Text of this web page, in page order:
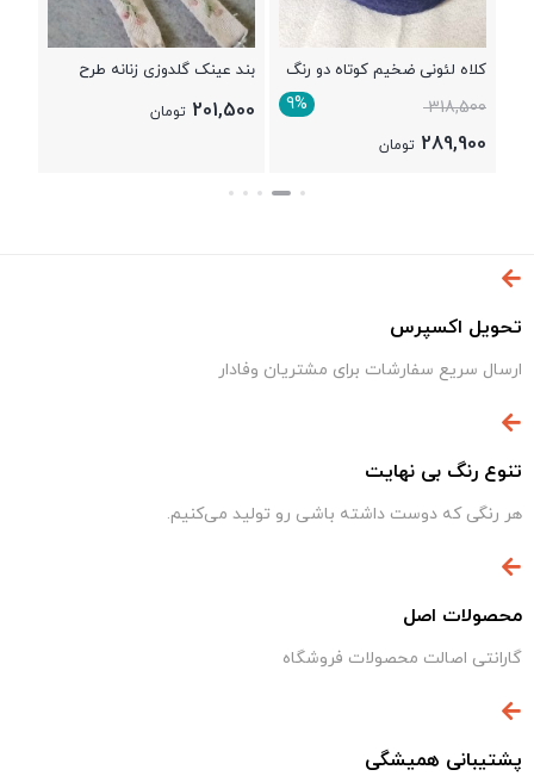
کلاه لئونی ضخیم کوتاه دو رنگ
9% 318,500
289,900 تومان
بند عینک گلدوزی زنانه طرح
شکوفه
201,500 تومان
تحویل اکسپرس
ارسال سریع سفارشات برای مشتریان وفادار
تنوع رنگ بی نهایت
هر رنگی که دوست داشته باشی رو تولید می‌کنیم.
محصولات اصل
گارانتی اصالت محصولات فروشگاه
پشتیبانی همیشگی